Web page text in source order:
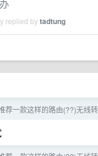
replied bytadtung
荐一款这样的路由(??)无线